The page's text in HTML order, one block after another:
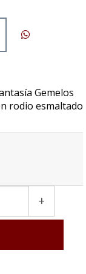
Gemelos
rodio esmaltado
+